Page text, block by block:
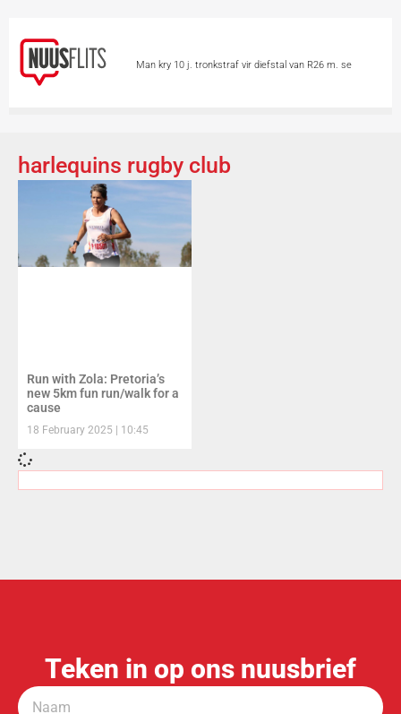
Man kry 10 j. tronkstraf vir diefstal van R26 m. se
minstens 6 lewens
Katdag
wiele?
harlequins rugby club
Run with Zola: Pretoria’s
new 5km fun run/walk for a
cause
18 February 2025 10:45
Teken in op ons nuusbrief